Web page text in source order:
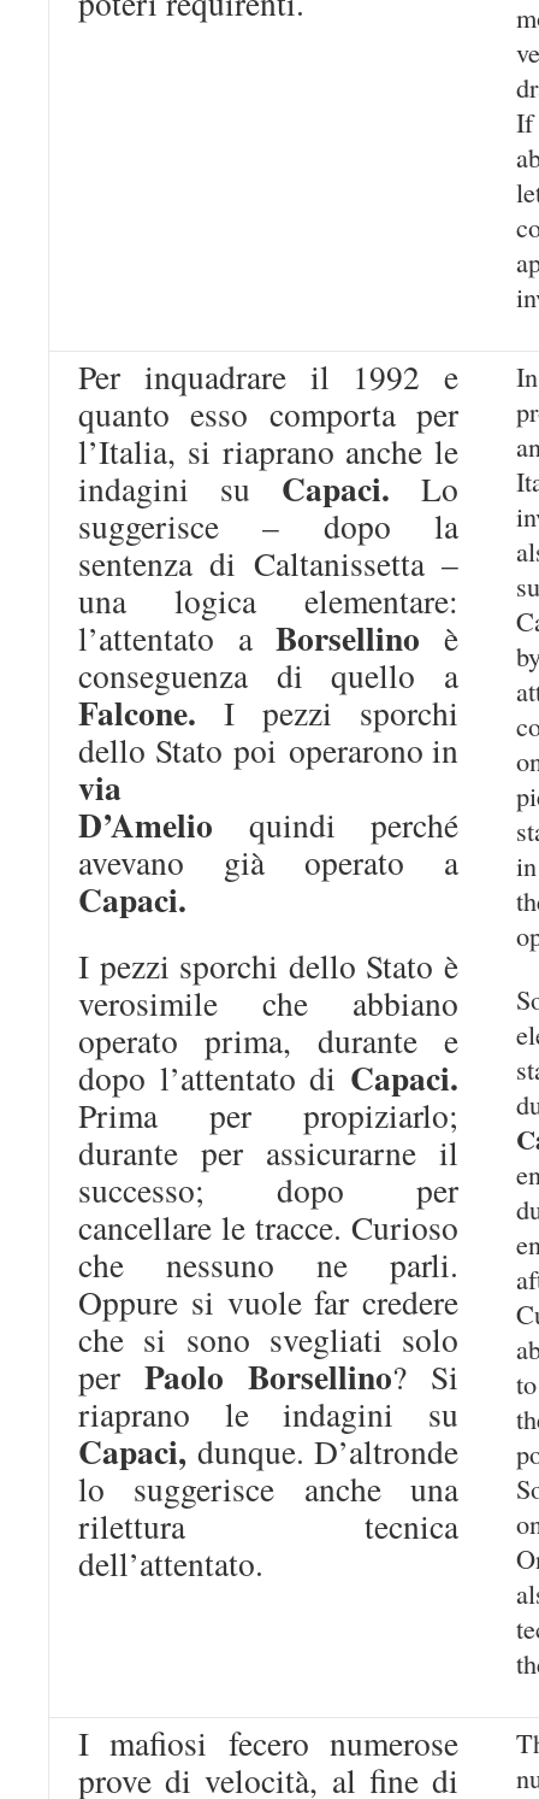
Per inquadrare il 1992 e
quanto esso comporta per
l’Italia, si riaprano anche le
indagini su Capaci. Lo
suggerisce – dopo la
sentenza di Caltanissetta –
una logica elementare:
l’attentato aBorsellino è
conseguenza di quello a
Falcone. I pezzi sporchi
dello Stato poi operarono in
via
D’Amelio quindi
perché
avevano già operato a
Capaci.
I pezzi sporchi dello Stato è
verosimile che abbiano
operato prima, durante e
dopo l’attentato di Capaci.
Prima per propiziarlo;
durante per assicurarne il
successo; dopo per
cancellare le tracce. Curioso
che nessuno ne parli.
Oppure si vuole far credere
che si sono svegliati solo
per Paolo Borsellino? Si
riaprano le indagini su
Capaci, dunque. D’altronde
lo suggerisce anche una
rilettura tecnica
dell’attentato.
I mafiosi fecero numerose
prove di velocità, al fine di